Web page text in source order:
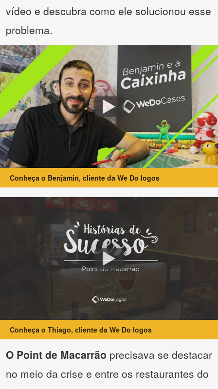
vídeo e descubra como ele solucionou esse
problema.
Conheça o Benjamin, cliente da We Do logos
Conheça o Thiago, cliente da We Do logos
O Point de Macarrão precisava se destacar
no meio da crise e entre os restaurantes do